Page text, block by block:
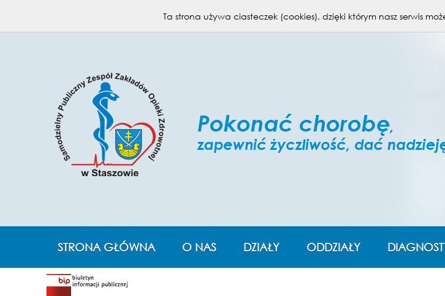
STRONA GŁÓWNA O NAS DZIAŁY ODDZIAŁY
Ta strona używa ciasteczek (cookies), dzięki którym nasz serwis